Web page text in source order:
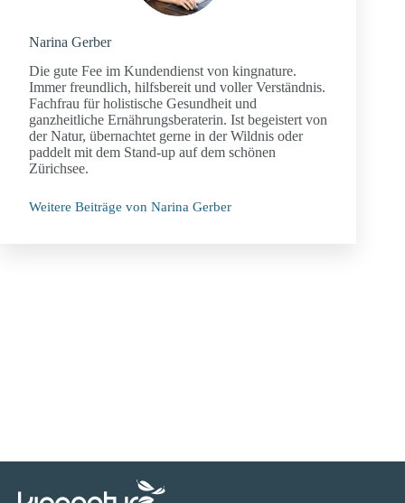
Narina Gerber
Die gute Fee im Kundendienst von kingnature.
Immer freundlich, hilfsbereit und voller Verständnis.
Fachfrau für holistische Gesundheit und
ganzheitliche Ernährungsberaterin. Ist begeistert von
der Natur, übernachtet gerne in der Wildnis oder
paddelt mit dem Stand-up auf dem schönen
Zürichsee.
Weitere Beiträge von Narina Gerber